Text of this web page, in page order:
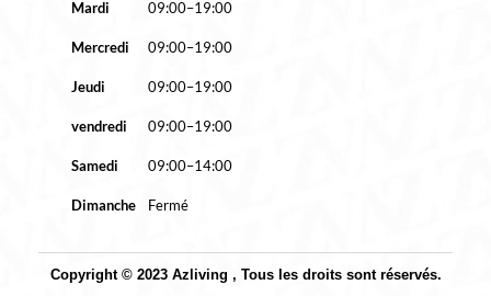
Mardi 09:00–19:00
Mercredi 09:00–19:00
Jeudi 09:00–19:00
vendredi 09:00–19:00
Samedi 09:00–14:00
Dimanche Fermé
Copyright © 2023 Azliving , Tous les droits sont réservés.